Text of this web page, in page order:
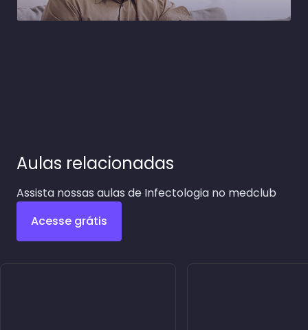
Aulas relacionadas
Assista nossas aulas de Infectologia no medclub
Acesse grátis